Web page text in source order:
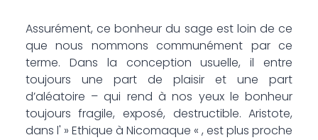
Assurément, ce bonheur du sage est loin de ce
que nous nommons communément par ce
terme. Dans la conception usuelle, il entre
toujours une part de plaisir et une part
d’aléatoire – qui rend à nos yeux le bonheur
toujours fragile, exposé, destructible. Aristote,
dans l' » Ethique à Nicomaque « , est plus proche